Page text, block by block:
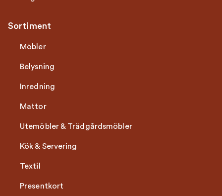
Sortiment
Möbler
Belysning
Inredning
Mattor
Utemöbler & Trädgårdsmöbler
Kök & Servering
Textil
Presentkort